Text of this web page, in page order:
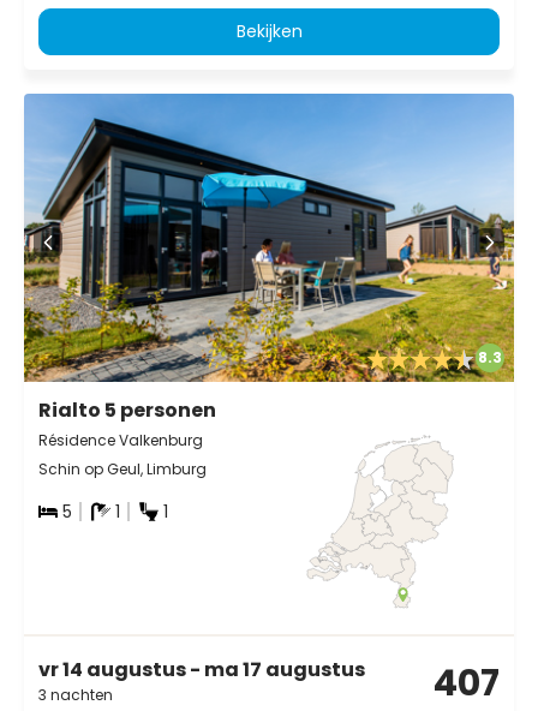
Bekijken
8.3
Rialto 5 personen
Résidence Valkenburg
Schin op Geul, Limburg
5 1 1
vr 14 augustus - ma 17 augustus
3 nachten 407